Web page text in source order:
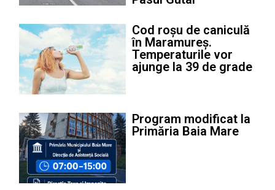
Cod roșu de caniculă
în Maramureș.
Temperaturile vor
ajunge la 39 de grade
Program modificat la
Primăria Baia Mare